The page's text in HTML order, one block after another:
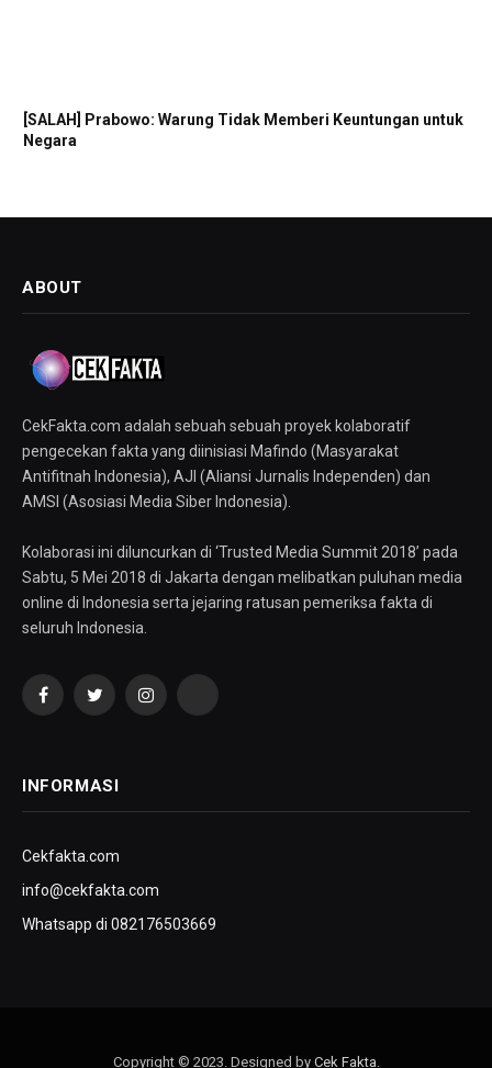
[SALAH] Prabowo: Warung Tidak Memberi Keuntungan untuk
Negara
ABOUT
CekFakta.com adalah sebuah sebuah proyek kolaboratif
pengecekan fakta yang diinisiasi Mafindo (Masyarakat
Antifitnah Indonesia), AJI (Aliansi Jurnalis Independen) dan
AMSI (Asosiasi Media Siber Indonesia).
Kolaborasi ini diluncurkan di ‘Trusted Media Summit 2018’ pada
Sabtu, 5 Mei 2018 di Jakarta dengan melibatkan puluhan media
online di Indonesia serta jejaring ratusan pemeriksa fakta di
seluruh Indonesia.
FacebookTwitterInstagramYouTube
INFORMASI
Cekfakta.com
info@cekfakta.com
Whatsapp di 082176503669
Copyright © 2023. Designed by Cek Fakta.